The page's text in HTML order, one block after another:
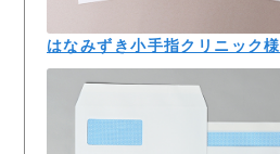
はなみずき小手指クリニック様